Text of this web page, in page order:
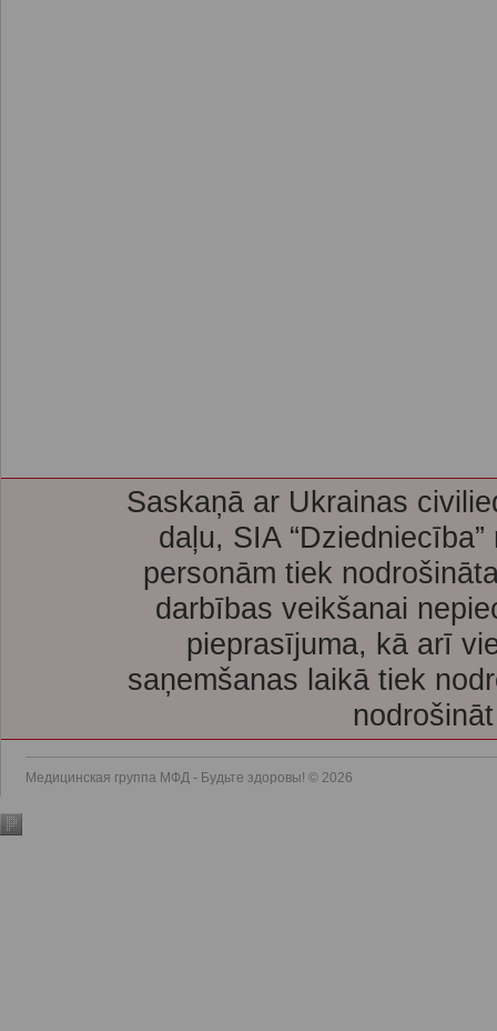
Saskaņā ar Ukrainas
daļu, SIA
personām tiek
darbības veikšanai
pieprasījuma, kā arī
saņemšanas laikā tiek
Медицинская группа МФД - Будьте здоровы! © 2026